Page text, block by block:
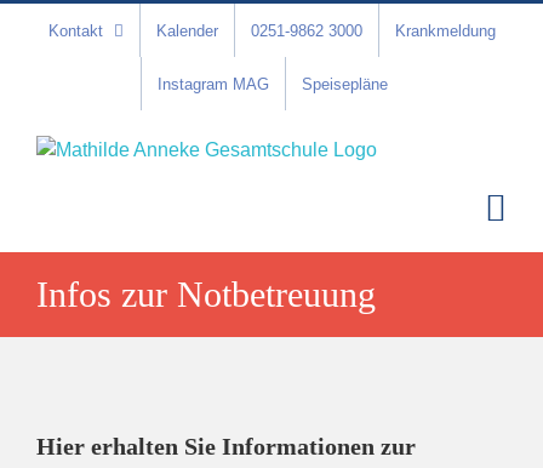
Kontakt Kalender 0251-9862 3000 Krankmeldung
Instagram MAG Speisepläne
Infos zur Notbetreuung
Hier erhalten Sie Informationen zur